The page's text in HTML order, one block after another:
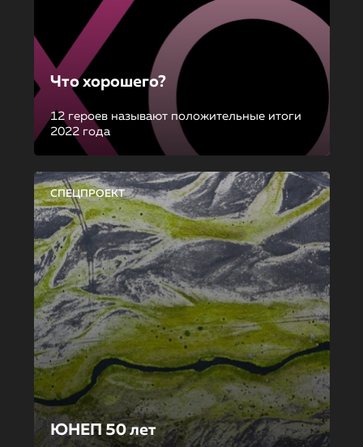
Что хорошего?
12 героев называют положительные итоги
2022 года
СПЕЦПРОЕКТ
ЮНЕП 50 лет